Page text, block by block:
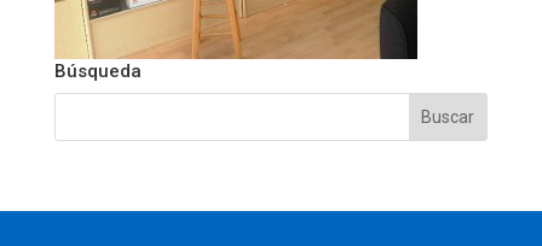
Búsqueda